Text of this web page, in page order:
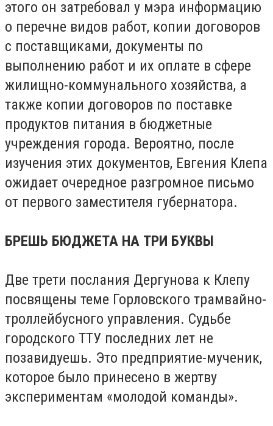
этого он затребовал у мэра информацию
о перечне видов работ, копии договоров
с поставщиками, документы по
выполнению работ и их оплате в сфере
жилищно-коммунального хозяйства, а
также копии договоров по поставке
продуктов питания в бюджетные
учреждения города. Вероятно, после
изучения этих документов, Евгения Клепа
ожидает очередное разгромное письмо
от первого заместителя губернатора.
БРЕШЬ БЮДЖЕТА НА ТРИ БУКВЫ
Две трети послания Дергунова к Клепу
посвящены теме Горловского трамвайно-
троллейбусного управления. Судьбе
городского ТТУ последних лет не
позавидуешь. Это предприятие-мученик,
которое было принесено в жертву
экспериментам «молодой команды».